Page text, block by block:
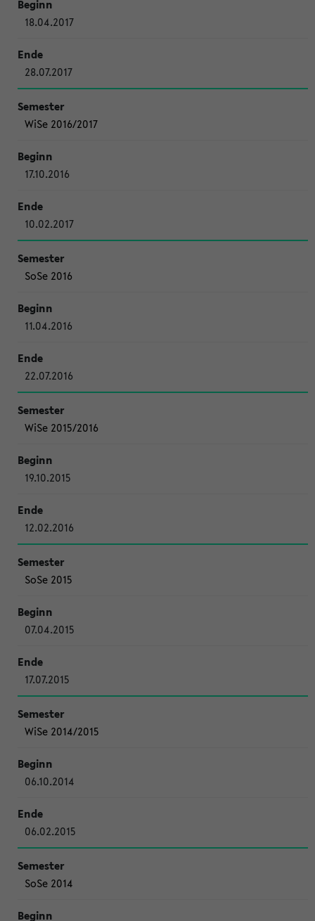
18.04.2017
28.07.2017
WiSe 2016/2017
17.10.2016
10.02.2017
SoSe 2016
11.04.2016
22.07.2016
WiSe 2015/2016
19.10.2015
12.02.2016
SoSe 2015
07.04.2015
17.07.2015
WiSe 2014/2015
06.10.2014
06.02.2015
SoSe 2014